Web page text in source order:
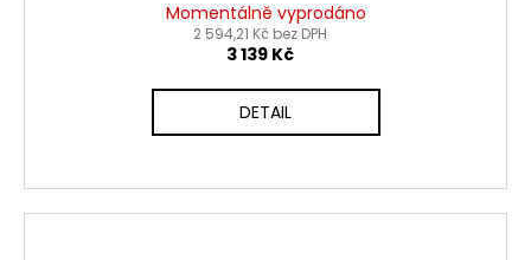
Momentálně vyprodáno
2 594,21 Kč bez DPH
3 139 Kč
DETAIL